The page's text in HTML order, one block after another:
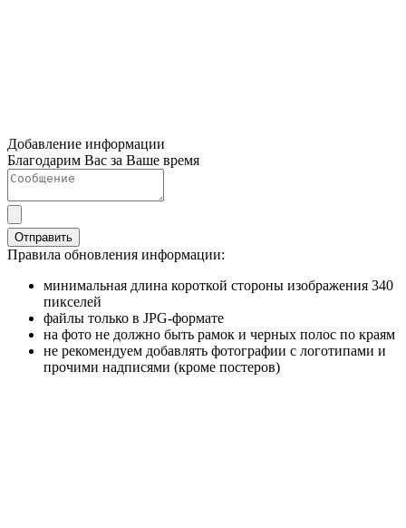
Добавление информации
Благодарим Вас за Ваше время
Отправить
Правила обновления информации:
минимальная длина короткой стороны изображения 340
пикселей
файлы только в JPG-формате
на фото не должно быть рамок и черных полос по краям
не рекомендуем добавлять фотографии с логотипами и
прочими надписями (кроме постеров)